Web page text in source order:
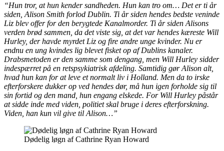
“Hun tror, at hun kender sandheden. Hun kan tro om… Det er ti år
siden, Alison Smith forlod Dublin. Ti år siden hendes bedste veninde
Liz blev offer for den berygtede Kanalmorder. Ti år siden Alisons
verden brød sammen, da det viste sig, at det var hendes kæreste Will
Hurley, der havde myrdet Liz og fire andre unge kvinder. Nu er
endnu en ung kvindes lig blevet fisket op af Dublins kanaler.
Drabsmetoden er den samme som dengang, men Will Hurley sidder
indespærret på en retspsykiatrisk afdeling. Samtidig gør Alison alt,
hvad hun kan for at leve et normalt liv i Holland. Men da to irske
efterforskere dukker op ved hendes dør, må hun igen forholde sig til
sin fortid og den mand, hun engang elskede. For Will Hurley påstår
at sidde inde med viden, politiet skal bruge i deres efterforskning.
Viden, han kun vil give til Alison…”
Dødelig løgn af Cathrine Ryan Howard